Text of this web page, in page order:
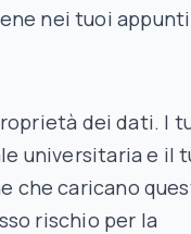
nei tuoi
dei dati. I
universitaria e il
che caricano
rischio per la